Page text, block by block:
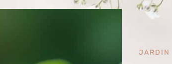
JARDIN